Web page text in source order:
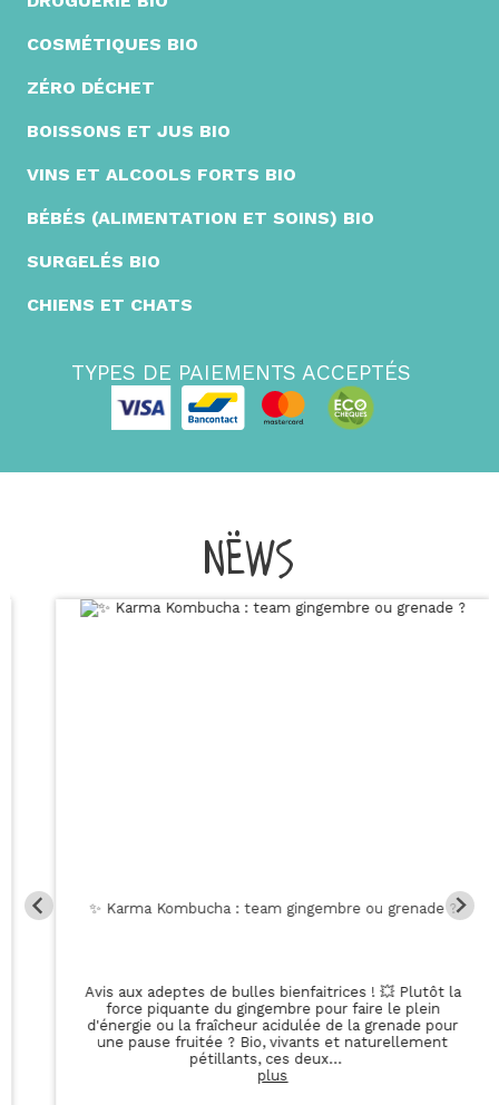
COSMÉTIQUES BIO
ZÉRO DÉCHET
BOISSONS ET JUS BIO
VINS ET ALCOOLS FORTS BIO
BÉBÉS (ALIMENTATION ET SOINS) BIO
SURGELÉS BIO
CHIENS ET CHATS
TYPES DE PAIEMENTS ACCEPTÉS
NËWS
🍫 Nocciolata : le vrai goût de la gourmandise bio !
Plongez dans le savoir-faire de cette marque italienne
familiale depuis 1923 ! ✨ Sans huile de palme et
élaborée avec des ingrédients issus de filières
responsables, chaque variété de Nocciolata cache un
plaisir pur pour des tar...
plus